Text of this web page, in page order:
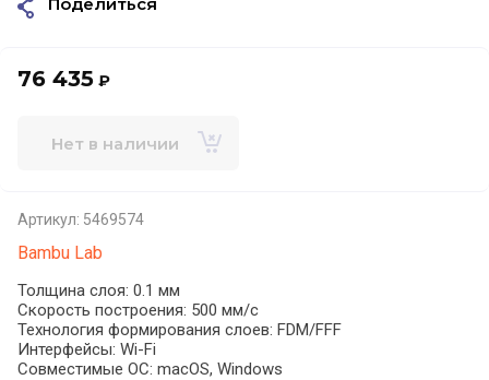
76 435 ₽
Нет в наличии
Артикул: 5469574
Bambu Lab
Толщина слоя: 0.1 мм
Скорость построения: 500 мм/с
Технология формирования слоев: FDM/FFF
Интерфейсы: Wi-Fi
Совместимые ОС: macOS, Windows